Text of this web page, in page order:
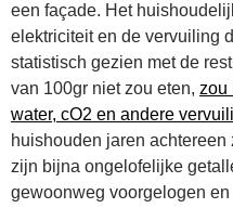
een façade. Het
elektriciteit en de vervuiling
statistisch gezien met de
van 100gr niet zou eten, zou
water, cO2 en andere
huishouden jaren
zijn bijna ongelofelijke
gewoonweg voorgelogen